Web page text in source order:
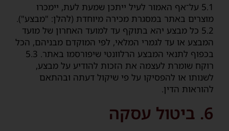
5.1 על־אף האמור לעיל ייתכן שמעת לעת, יימכרו
מוצרים באתר במסגרת מכירה מיוחדת (להלן: "מבצע").
5.2 כל מבצע יהא בתוקף עד למועד האחרון של מועד
המבצע או עד לגמרי המלאי, לפי המוקדם מבניהם, הכל
בכפוף לתנאי המבצע הרלוונטי שיפורסמו באתר. 5.3
רוקח שומרת לעצמה את הזכות להודיע על מבצע,
לשנותו או להפסיקו על פי שיקול דעתה ובהתאם
להוראות הדין.
6. ביטול עסקה